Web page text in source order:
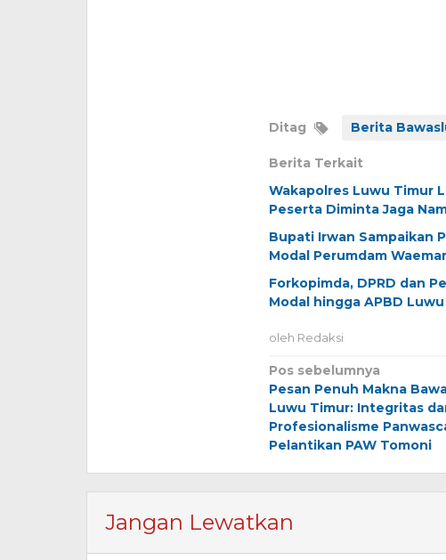
Ditag Berita
Berita Terkait
Wakapolres Luwu Timur
Peserta Diminta Jaga
Bupati Irwan Sampaikan
Modal Perumdam
Forkopimda, DPRD dan
Modal hingga APBD
oleh Redaksi
Navigasi
pos
Pos sebelumnya
Pesan Penuh Makna
Luwu Timur: Integritas
Profesionalisme
Pelantikan PAW Tomoni
Jangan Lewatkan